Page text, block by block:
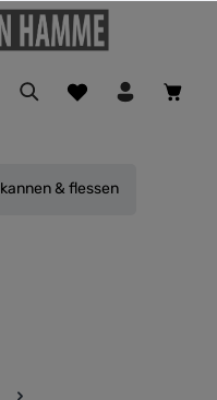
kannen & flessen